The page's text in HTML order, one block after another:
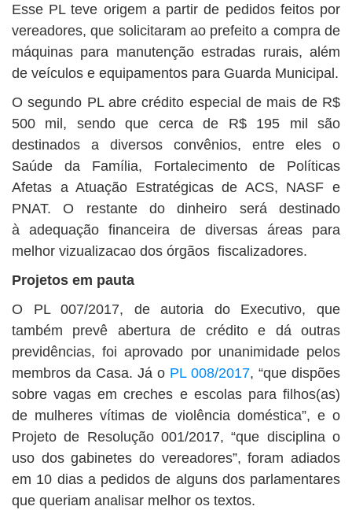
Esse PL teve origem a partir de pedidos feitos por
vereadores, que solicitaram ao prefeito a compra de
máquinas para manutenção estradas rurais, além
de veículos e equipamentos para Guarda Municipal.
O segundo PL abre crédito especial de mais de R$
500 mil, sendo que cerca de R$ 195 mil são
destinados a diversos convênios, entre eles o
Saúde da Família, Fortalecimento de Políticas
Afetas a Atuação Estratégicas de ACS, NASF e
PNAT. O restante do dinheiro será destinado
à adequação financeira de diversas áreas para
melhor vizualizacao dos órgãos fiscalizadores.
Projetos em pauta
O PL 007/2017, de autoria do Executivo, que
também prevê abertura de crédito e dá outras
previdências, foi aprovado por unanimidade pelos
membros da Casa. Já o PL 008/2017, “que dispões
sobre vagas em creches e escolas para filhos(as)
de mulheres vítimas de violência doméstica”, e o
Projeto de Resolução 001/2017, “que disciplina o
uso dos gabinetes do vereadores”, foram adiados
em 10 dias a pedidos de alguns dos parlamentares
que queriam analisar melhor os textos.